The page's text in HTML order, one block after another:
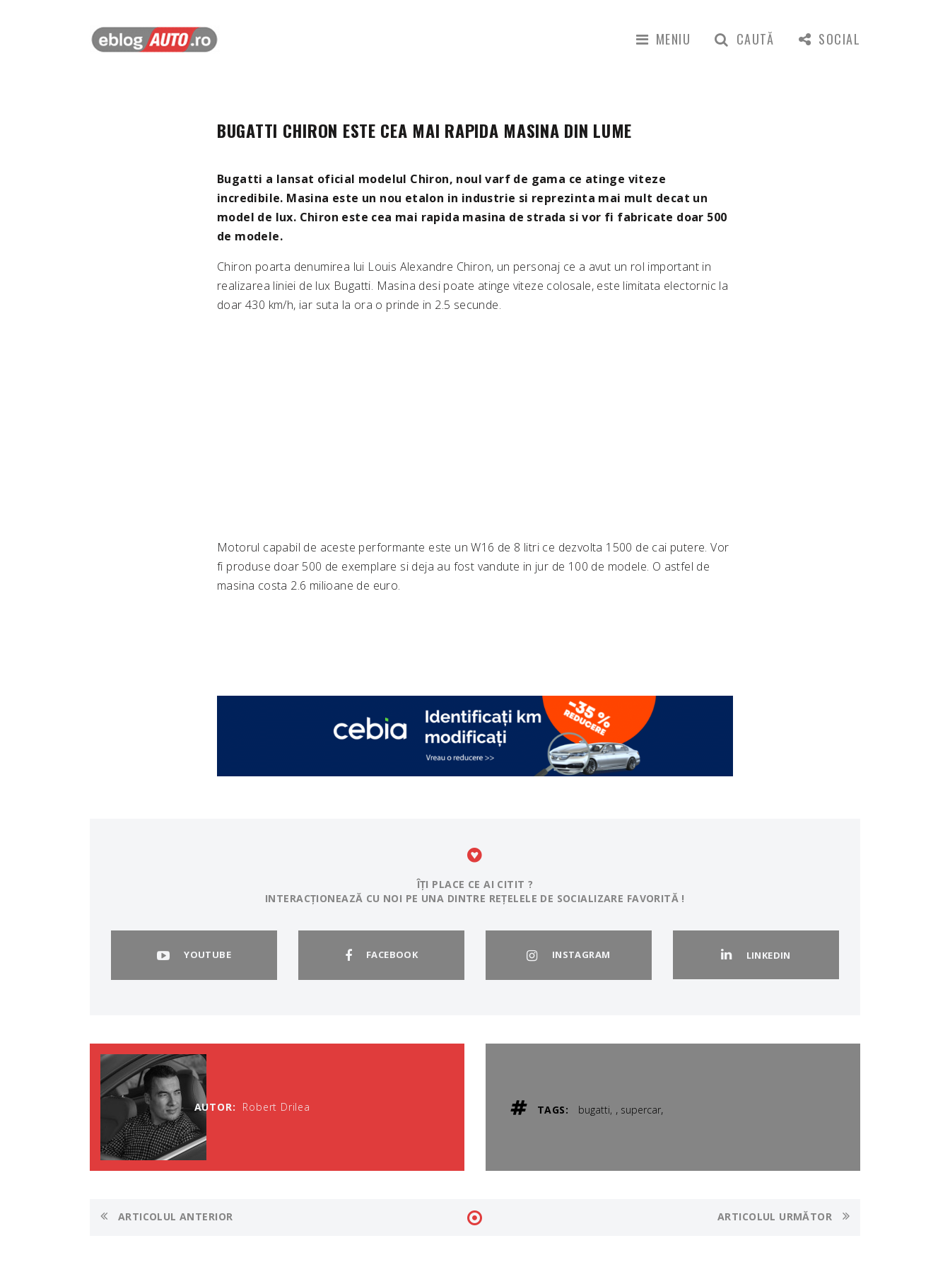
MENIU CAUTĂ SOCIAL
BUGATTI CHIRON ESTE CEA MAI RAPIDA MASINA DIN LUME
Bugatti a lansat oficial modelul Chiron, noul varf de gama ce atinge viteze
incredibile. Masina este un nou etalon in industrie si reprezinta mai mult decat un
model de lux. Chiron este cea mai rapida masina de strada si vor fi fabricate doar 500
de modele.
Chiron poarta denumirea lui Louis Alexandre Chiron, un personaj ce a avut un rol important in
realizarea liniei de lux Bugatti. Masina desi poate atinge viteze colosale, este limitata electornic la
doar 430 km/h, iar suta la ora o prinde in 2.5 secunde.
Motorul capabil de aceste performante este un W16 de 8 litri ce dezvolta 1500 de cai putere. Vor
fi produse doar 500 de exemplare si deja au fost vandute in jur de 100 de modele. O astfel de
masina costa 2.6 milioane de euro.
ÎȚI PLACE CE AI CITIT ?
INTERACȚIONEAZĂ CU NOI PE UNA DINTRE REȚELELE DE SOCIALIZARE FAVORITĂ !
YOUTUBE FACEBOOK INSTAGRAM LINKEDIN
AUTOR: Robert Drilea TAGS: bugatti , supercar,
ARTICOLUL ANTERIOR ARTICOLUL URMĂTOR